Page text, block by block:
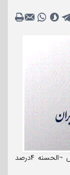
اختصاص بین ۱ تا ۲ میلیون تومان وام قرض ¬الحسنه ۴درصد